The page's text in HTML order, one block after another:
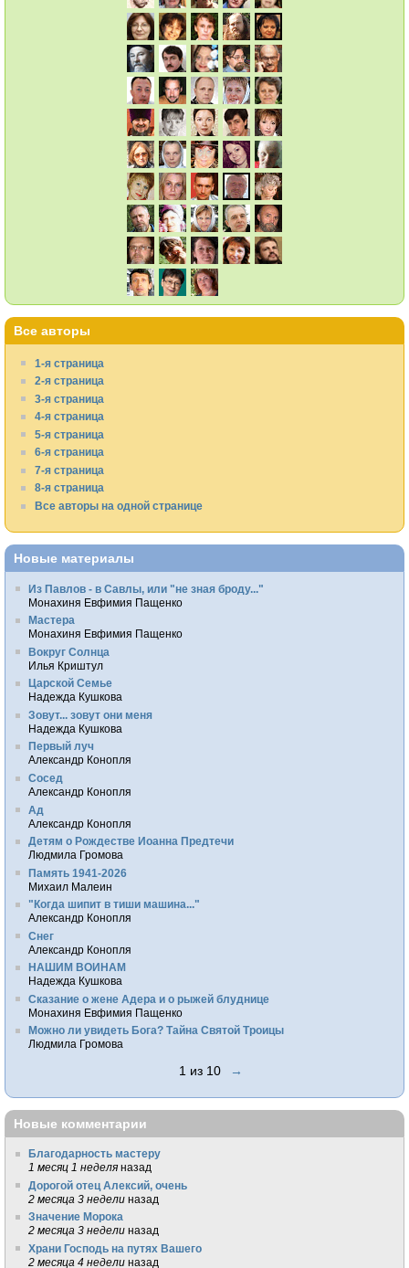
Все авторы
1-я страница
2-я страница
3-я страница
4-я страница
5-я страница
6-я страница
7-я страница
8-я страница
Все авторы на одной странице
Новые материалы
Из Павлов - в Савлы, или "не зная броду..."
Монахиня Евфимия Пащенко
Мастера
Монахиня Евфимия Пащенко
Вокруг Солнца
Илья Криштул
Царской Семье
Надежда Кушкова
Зовут... зовут они меня
Надежда Кушкова
Первый луч
Александр Конопля
Сосед
Александр Конопля
Ад
Александр Конопля
Детям о Рождестве Иоанна Предтечи
Людмила Громова
Память 1941-2026
Михаил Малеин
"Когда шипит в тиши машина..."
Александр Конопля
Снег
Александр Конопля
НАШИМ ВОИНАМ
Надежда Кушкова
Сказание о жене Адера и о рыжей блуднице
Монахиня Евфимия Пащенко
Можно ли увидеть Бога? Тайна Святой Троицы
Людмила Громова
1 из 10 →
Новые комментарии
Благодарность мастеру
1 месяц 1 неделя назад
Дорогой отец Алексий, очень
2 месяца 3 недели назад
Значение Морока
2 месяца 3 недели назад
Храни Господь на путях Вашего
2 месяца 4 недели назад